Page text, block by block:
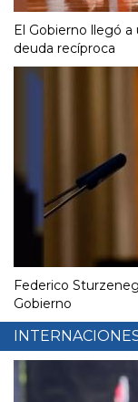
El Gobierno llegó
deuda recíproca
Federico
Gobierno